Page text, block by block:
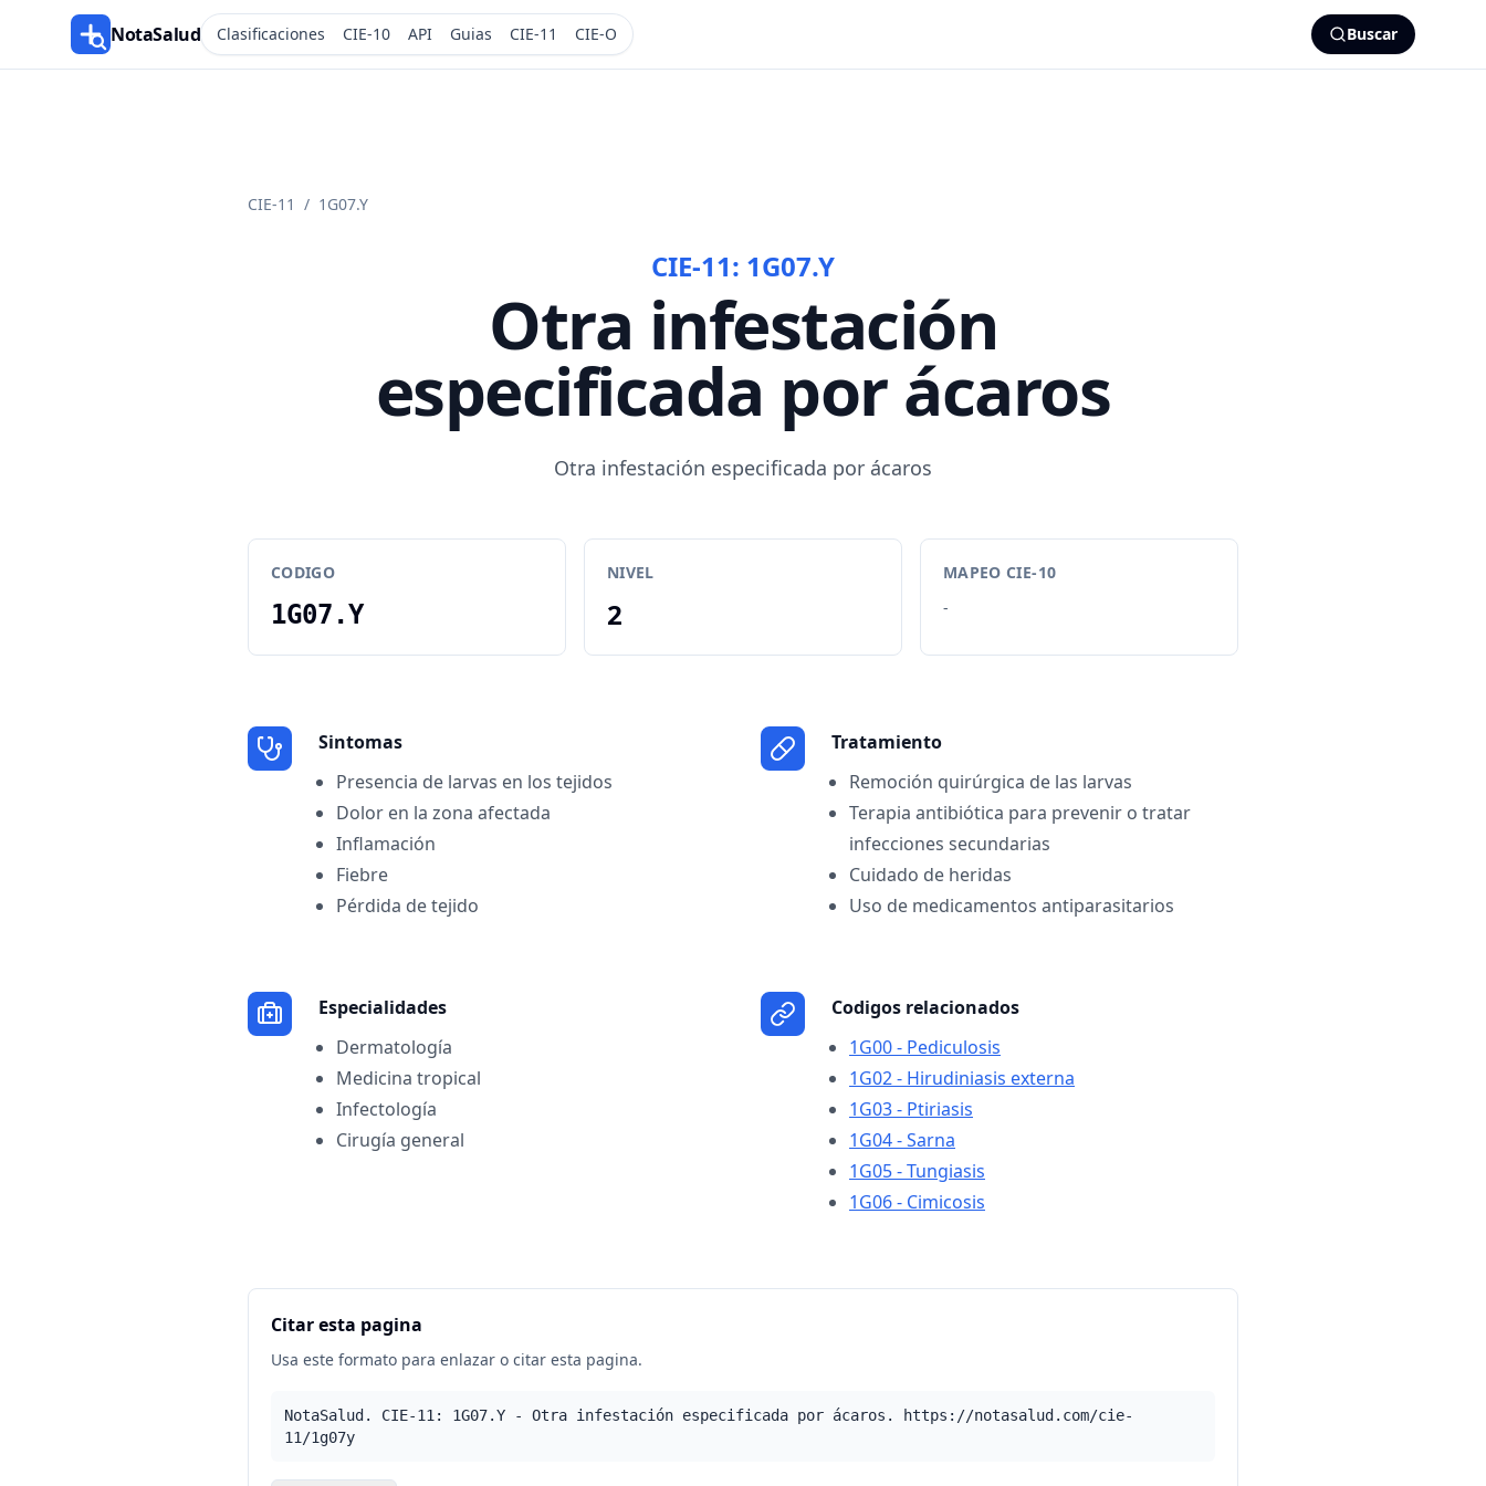
NotaSalud Clasificaciones CIE-10 API Guias CIE-11 CIE-O Buscar
CIE-11 / 1G07.Y
CIE-11: 1G07.Y
Otra infestación
especificada por ácaros
Otra infestación especificada por ácaros
CODIGO
1G07.Y
NIVEL
2
MAPEO CIE-10
-
Sintomas
Presencia de larvas en los tejidos
Dolor en la zona afectada
Inflamación
Fiebre
Pérdida de tejido
Tratamiento
Remoción quirúrgica de las larvas
Terapia antibiótica para prevenir o tratar
infecciones secundarias
Cuidado de heridas
Uso de medicamentos antiparasitarios
Especialidades
Dermatología
Medicina tropical
Infectología
Cirugía general
Codigos relacionados
1G00 - Pediculosis
1G02 - Hirudiniasis externa
1G03 - Ptiriasis
1G04 - Sarna
1G05 - Tungiasis
1G06 - Cimicosis
Citar esta pagina
Usa este formato para enlazar o citar esta pagina.
NotaSalud. CIE-11: 1G07.Y - Otra infestación especificada por ácaros. https://notasalud.com/cie-
11/1g07y